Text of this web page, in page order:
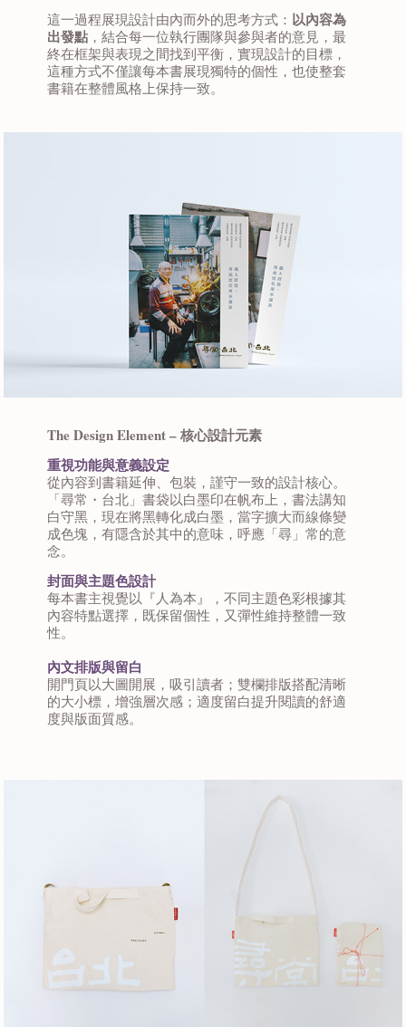
這一過程展現設計由內而外的思考方式： 以內容為
出發點 ，結合每一位執行團隊與參與者的意見，最
終在框架與表現之間找到平衡，實現設計的目標，
這種方式不僅讓每本書展現獨特的個性，也使整套
書籍在整體風格上保持一致。
The Design Element – 核心設計元素
重視功能與意義設定
從內容到書籍延伸、包裝，謹守一致的設計核心。
「尋常・台北」書袋以白墨印在帆布上，書法講知
白守黑，現在將黑轉化成白墨，當字擴大而線條變
成色塊，有隱含於其中的意味，呼應「尋」常的意
念。
封面與主題色設計
每本書主視覺以『人為本』，不同主題色彩根據其
內容特點選擇，既保留個性，又彈性維持整體一致
性。
內文排版與留白
開門頁以大圖開展，吸引讀者；雙欄排版搭配清晰
的大小標，增強層次感；適度留白提升閱讀的舒適
度與版面質感。